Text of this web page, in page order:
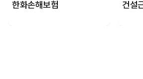
한화손해보험 건설